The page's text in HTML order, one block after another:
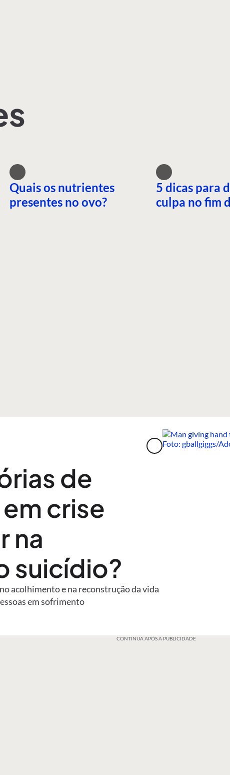
Quais os nutrientes
presentes no ovo?
5 dicas para
culpa no fim
de
crise
na
suicídio?
acolhimento e na reconstrução da vida
em sofrimento
CONTINUA APÓS A PUBLICIDADE